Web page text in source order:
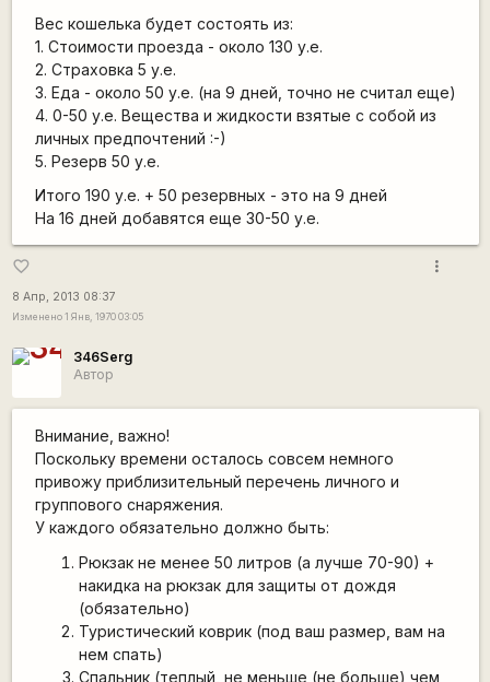
Вес кошелька будет состоять из:
1. Стоимости проезда - около 130 у.е.
2. Страховка 5 у.е.
3. Еда - около 50 у.е. (на 9 дней, точно не считал еще)
4. 0-50 у.е. Вещества и жидкости взятые с собой из
личных предпочтений :-)
5. Резерв 50 у.е.
Итого 190 у.е. + 50 резервных - это на 9 дней
На 16 дней добавятся еще 30-50 у.е.
favorite_border
8 Апр, 2013 08:37
Изменено 1 Янв, 1970 03:05
more_vert
346Serg
Автор
Внимание, важно!
Поскольку времени осталось совсем немного
привожу приблизительный перечень личного и
группового снаряжения.
У каждого обязательно должно быть:
Рюкзак не менее 50 литров (а лучше 70-90) +
накидка на рюкзак для защиты от дождя
(обязательно)
Туристический коврик (под ваш размер, вам на
нем спать)
Спальник (теплый, не меньше (не больше) чем